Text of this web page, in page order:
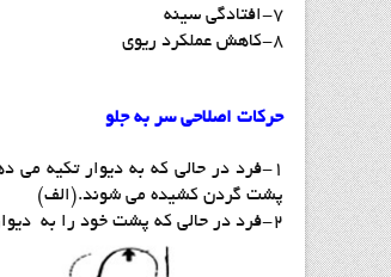
۷-افتادگی سینه
۸-کاهش عملکرد ریوی
حرکات اصلاحی سر به جلو
۱-فرد در حالی که به دیوار تکیه
پشت گردن کشیده می شوند.(الف)
۲-فرد در حالی که پشت خود را به دیوار تکیه داده است، سر را به سمت بالا می کشد و گودی گردن و کمر را نیز کم می کند.(ب)